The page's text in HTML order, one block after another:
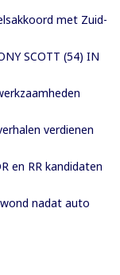
met Zuid-
SCOTT (54) IN
verdienen
en RR kandidaten
nadat auto